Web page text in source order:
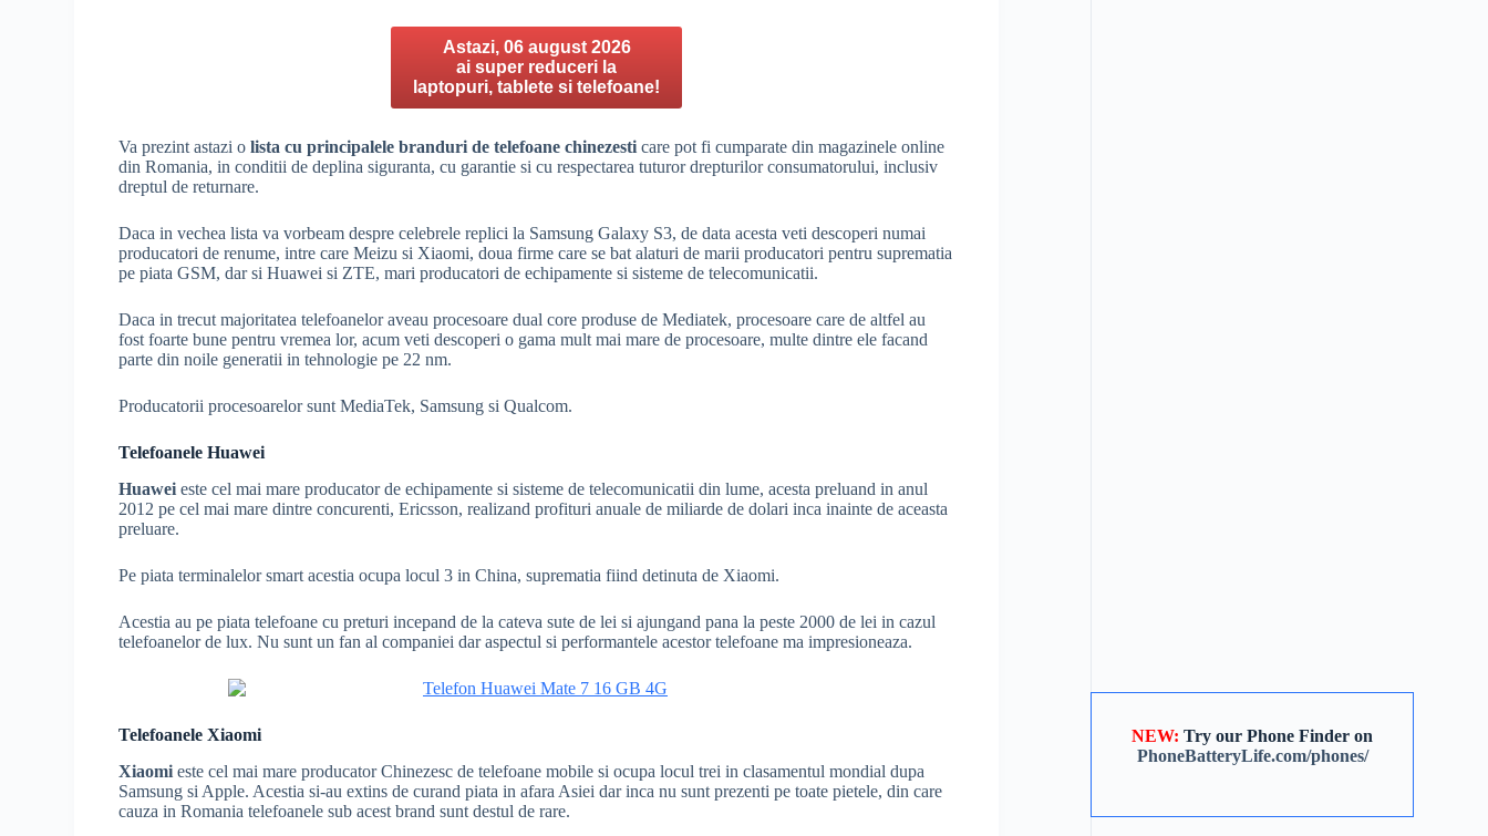
Astazi, 06 august 2026
ai super reduceri la
laptopuri, tablete si telefoane!
Va prezint astazi olista cu principalele branduri de telefoane chinezesti care pot fi cumparate din magazinele online
din Romania, in conditii de deplina siguranta, cu garantie si cu respectarea tuturor drepturilor consumatorului, inclusiv
dreptul de returnare.
Daca in vechea lista va vorbeam despre celebrele replici la Samsung Galaxy S3, de data acesta veti descoperi numai
producatori de renume, intre care Meizu si Xiaomi, doua firme care se bat alaturi de marii producatori pentru suprematia
pe piata GSM, dar si Huawei si ZTE, mari producatori de echipamente si sisteme de telecomunicatii.
Daca in trecut majoritatea telefoanelor aveau procesoare dual core produse de Mediatek, procesoare care de altfel au
fost foarte bune pentru vremea lor, acum veti descoperi o gama mult mai mare de procesoare, multe dintre ele facand
parte din noile generatii in tehnologie pe 22 nm.
Producatorii procesoarelor sunt MediaTek, Samsung si Qualcom.
Telefoanele Huawei
Huawei este cel mai mare producator de echipamente si sisteme de telecomunicatii din lume, acesta preluand in anul
2012 pe cel mai mare dintre concurenti, Ericsson, realizand profituri anuale de miliarde de dolari inca inainte de aceasta
preluare.
Pe piata terminalelor smart acestia ocupa locul 3 in China, suprematia fiind detinuta de Xiaomi.
Acestia au pe piata telefoane cu preturi incepand de la cateva sute de lei si ajungand pana la peste 2000 de lei in cazul
telefoanelor de lux. Nu sunt un fan al companiei dar aspectul si performantele acestor telefoane ma impresioneaza.
Telefoanele Xiaomi
Xiaomi este cel mai mare producator Chinezesc de telefoane mobile si ocupa locul trei in clasamentul mondial dupa
Samsung si Apple. Acestia si-au extins de curand piata in afara Asiei dar inca nu sunt prezenti pe toate pietele, din care
cauza in Romania telefoanele sub acest brand sunt destul de rare.
NEW: Try our Phone Finder on
PhoneBatteryLife.com/phones/